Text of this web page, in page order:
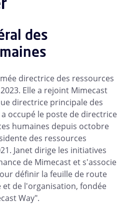
des
directrice des ressources
Elle a rejoint Mimecast
directrice principale des
occupé le poste de directrice
humaines depuis octobre
des ressources
Janet dirige les initiatives
de Mimecast et s'associe
définir la feuille de route
de l'organisation, fondée
Way".